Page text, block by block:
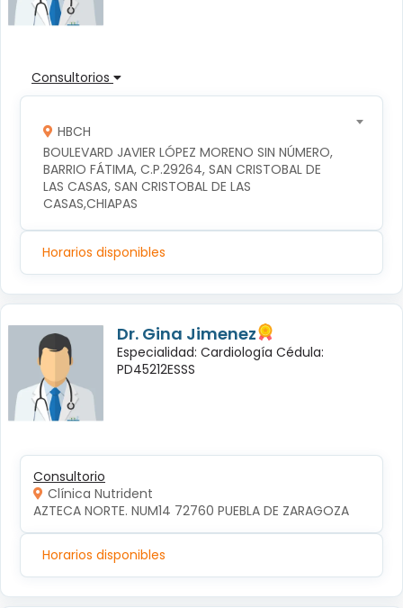
Consultorios
HBCH
BOULEVARD JAVIER LÓPEZ MORENO SIN NÚMERO,
BARRIO FÁTIMA, C.P.29264, SAN CRISTOBAL DE
LAS CASAS, SAN CRISTOBAL DE LAS
CASAS,CHIAPAS
Horarios disponibles
Dr. Gina Jimenez
Especialidad: Cardiología Cédula:
PD45212ESSS
Consultorio
Clínica Nutrident
AZTECA NORTE. NUM14 72760 PUEBLA DE ZARAGOZA
Horarios disponibles